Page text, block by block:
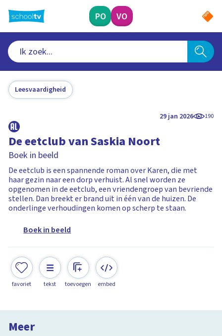
naar
hoofdinhoud
PO VO
Leesvaardigheid
29 jan 2026 190
De eetclub van Saskia Noort
Boek in beeld
De eetclub is een spannende roman over Karen, die met
haar gezin naar een dorp verhuist. Al snel worden ze
opgenomen in de eetclub, een vriendengroep van bevriende
stellen. Dan breekt er brand uit in één van de huizen. De
onderlinge verhoudingen komen op scherp te staan.
Boek in beeld
favoriet tekst toevoegen embed
Meer